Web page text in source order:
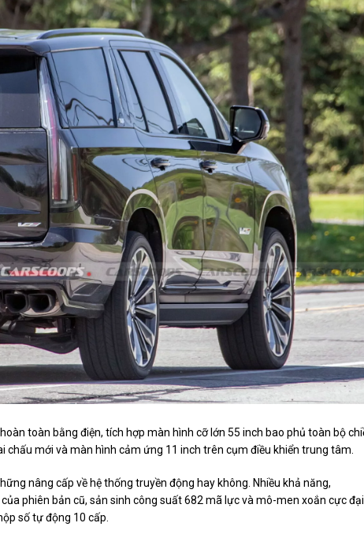
toàn bằng điện, tích hợp màn hình cỡ lớn 55 inch bao phủ toàn bộ
mới và màn hình cảm ứng 11 inch trên cụm điều khiển trung tâm.
nâng cấp về hệ thống truyền động hay không. Nhiều khả năng,
phiên bản cũ, sản sinh công suất 682 mã lực và mô-men xoắn cực đại
số tự động 10 cấp.